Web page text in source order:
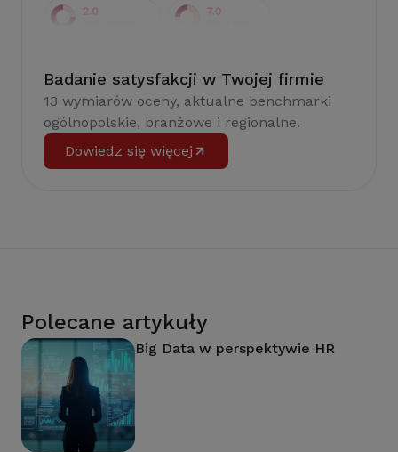
Badanie satysfakcji w Twojej firmie
13 wymiarów oceny, aktualne benchmarki
ogólnopolskie, branżowe i regionalne.
Dowiedz się więcej
Polecane artykuły
Big Data w perspektywie HR